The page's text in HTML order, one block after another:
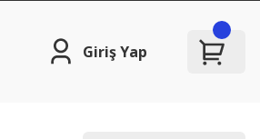
Giriş Yap